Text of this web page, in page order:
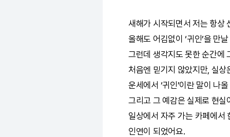
새해가 시작되면서 저는 항상
올해도 어김없이 ‘귀인’을 만
그런데 생각지도 못한 순간에
처음엔 믿기지 않았지만, 실
운세에서 ‘귀인’이란 말이 나
그리고 그 예감은 실제로 현실
일상에서 자주 가는 카페에서
인연이 되었어요.